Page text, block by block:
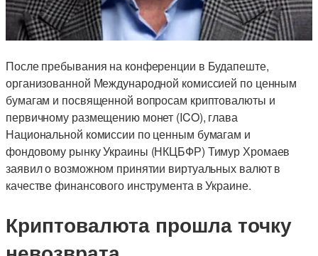
После пребывания на конференции в Будапеште,
организованной Международной комиссией по ценным
бумагам и посвященной вопросам криптовалюты и
первичному размещению монет (ICO), глава
Национальной комиссии по ценным бумагам и
фондовому рынку Украины (НКЦБФР) Тимур Хромаев
заявил о возможном принятии виртуальных валют в
качестве финансового инструмента в Украине.
Криптовалюта прошла точку